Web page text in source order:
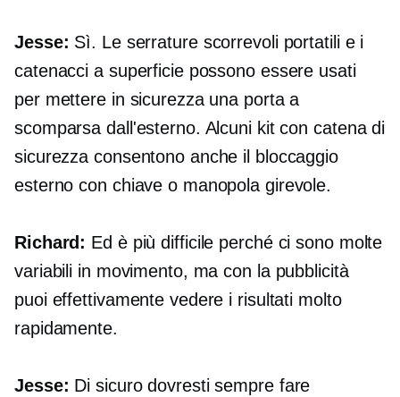
Jesse: Sì. Le serrature scorrevoli portatili e i
catenacci a superficie possono essere usati
per mettere in sicurezza una porta a
scomparsa dall'esterno. Alcuni kit con catena di
sicurezza consentono anche il bloccaggio
esterno con chiave o manopola girevole.
Richard: Ed è più difficile perché ci sono molte
variabili in movimento, ma con la pubblicità
puoi effettivamente vedere i risultati molto
rapidamente.
Jesse: Di sicuro dovresti sempre fare